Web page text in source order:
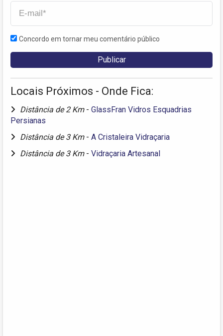
Concordo em tornar meu comentário público
Locais Próximos - Onde Fica:
Distância de 2 Km - GlassFran Vidros Esquadrias
Persianas
Distância de 3 Km - A Cristaleira Vidraçaria
Distância de 3 Km - Vidraçaria Artesanal